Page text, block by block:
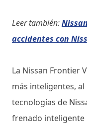
Leer también:
accidentes con
La Nissan Frontier
más inteligentes,
tecnologías de
frenado inteligente